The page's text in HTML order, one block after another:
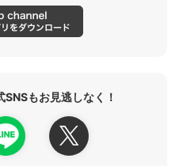
もお見逃しなく！